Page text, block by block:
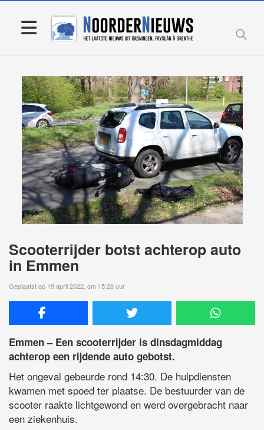
Scooterrijder botst achterop auto
in Emmen
Geplaatst op 19 april 2022, om 15:28 uur
Emmen – Een scooterrijder is dinsdagmiddag
achterop een rijdende auto gebotst.
Het ongeval gebeurde rond 14:30. De hulpdiensten
kwamen met spoed ter plaatse. De bestuurder van de
scooter raakte lichtgewond en werd overgebracht naar
een ziekenhuis.